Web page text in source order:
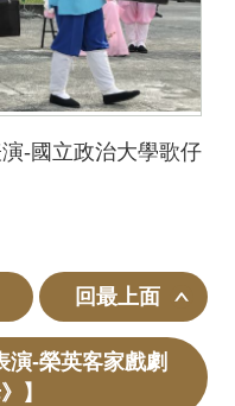
-國立政治大學歌仔
回最上面
演-榮英客家戲劇
】